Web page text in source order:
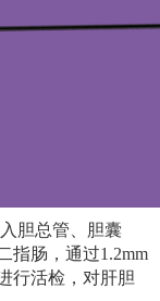
胆总管、胆囊
指肠，通过1.2mm
行活检，对肝胆